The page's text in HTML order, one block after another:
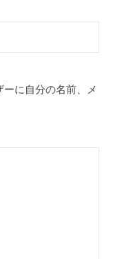
に自分の名前、メ